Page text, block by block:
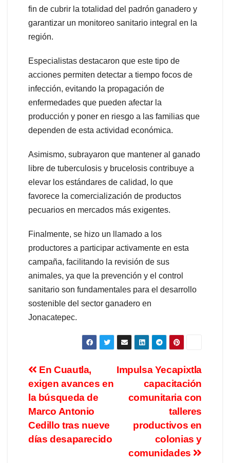
fin de cubrir la totalidad del padrón ganadero y
garantizar un monitoreo sanitario integral en la
región.
Especialistas destacaron que este tipo de
acciones permiten detectar a tiempo focos de
infección, evitando la propagación de
enfermedades que pueden afectar la
producción y poner en riesgo a las familias que
dependen de esta actividad económica.
Asimismo, subrayaron que mantener al ganado
libre de tuberculosis y brucelosis contribuye a
elevar los estándares de calidad, lo que
favorece la comercialización de productos
pecuarios en mercados más exigentes.
Finalmente, se hizo un llamado a los
productores a participar activamente en esta
campaña, facilitando la revisión de sus
animales, ya que la prevención y el control
sanitario son fundamentales para el desarrollo
sostenible del sector ganadero en
Jonacatepec.
Impulsa Yecapixtla
capacitación
comunitaria con
talleres
productivos en
colonias y
comunidades
En Cuautla,
exigen avances en
la búsqueda de
Marco Antonio
Cedillo tras nueve
días desaparecido